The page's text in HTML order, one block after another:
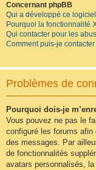
Concernant phpBB
Qui a développé ce
Pourquoi la fonctionnalité
Qui contacter pour les
Comment puis-je
Problèmes de
Pourquoi dois-je
Vous pouvez ne pas le
configuré les forums afin
des messages. Par
de fonctionnalités
avatars personnalisés,